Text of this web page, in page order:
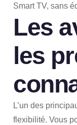
Smart TV, sans
Les
les
L’un des
flexibilité. Vous